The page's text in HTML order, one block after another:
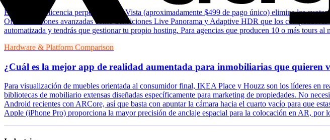
El modelo de licencia perpetua de 3D Vista (aproximadamente $499 de pago único) elimina las
Ofrece funciones avanzadas como transiciones Live Panorama y Adaptive HDR que los
automatizada y tendrás que gestionar tu propio hosting. Para agencias que producen 10 o más tours
Hardware & Platform Comparison
¿Cuál es la mejor app de realidad aumentada para inmobiliarias que quieren
Para visualización de muebles orientada al consumidor final, IKEA Place y Houzz son los líderes
bibliotecas de mobiliario extensas diseñadas específicamente para marketing de propiedades. No
Android recientes con ARCore, así que basta con apuntar la cámara hacia el cuarto vacío para que
Apple (iPhone Pro) proporciona la mayor precisión de anclaje espacial para la colocación en AR, por